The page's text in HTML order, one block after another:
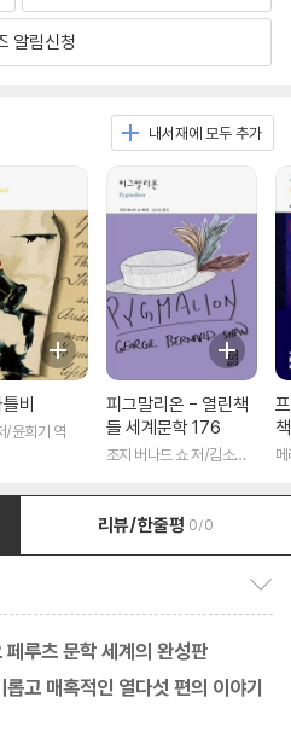
알림신청
내서재에 모두 추가
비
/윤희기 역
피그말리온 - 열린책
들 세계문학 176
조지 버나드 쇼 저/김소임
리뷰/한줄평 0/0
루츠 문학 세계의 완성판
고 매혹적인 열다섯 편의 이야기